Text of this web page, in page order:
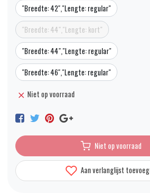
"Breedte: 42","Lengte: regular"
"Breedte: 44","Lengte: kort"
"Breedte: 44","Lengte: regular"
"Breedte: 46","Lengte: regular"
Niet op voorraad
Niet op voorraad
Aan verlanglijst